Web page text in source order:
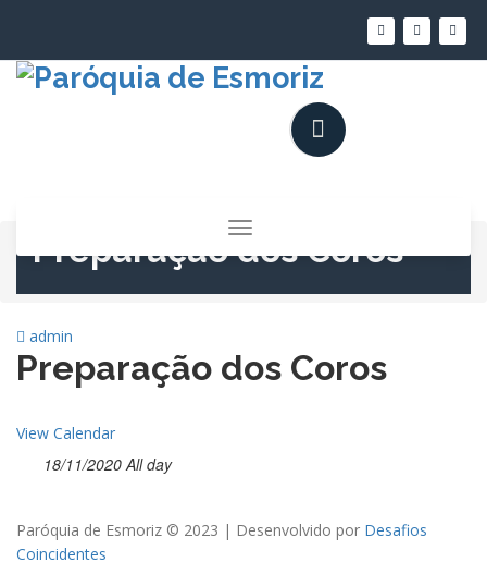
conteúdo
Alternar
a
Preparação dos Coros
admin
Preparação dos Coros
View Calendar
18/11/2020 All day
Paróquia de Esmoriz © 2023 | Desenvolvido por Desafios
Coincidentes